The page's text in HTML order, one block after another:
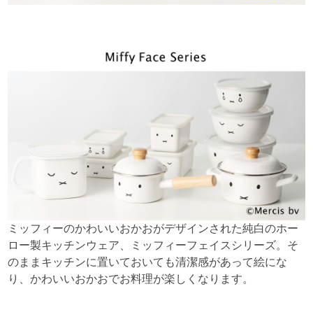
ミッフィーのかわいいおかおがデザインされた純白のホー
ロー製キッチンウェア、ミッフィーフェイスシリーズ。そ
のままキッチンに置いておいても清潔感があって絵にな
り、かわいいおかおでお料理が楽しくなります。